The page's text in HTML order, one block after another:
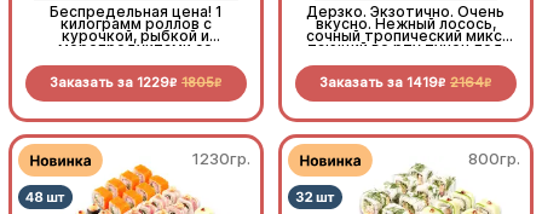
Беспредельная цена! 1
килограмм роллов с
курочкой, рыбкой и
морепродуктами со
Заказать за 1229R 1805R
Дерзко. Экзотично. Очень
вкусно. Нежный лосось,
сочный тропический микс,
тающий во рту тунец под
Заказать за 1419R 2164R
1230гр. 800гр.